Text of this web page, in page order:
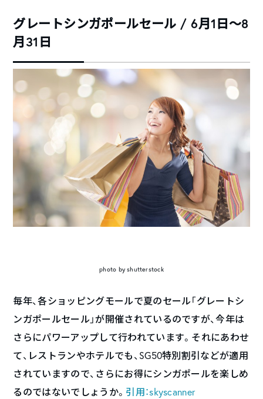
グレートシンガポールセール / 6月1日～8
月31日
photo by shutterstock
毎年、各ショッピングモールで夏のセール「グレートシ
ンガポールセール」が開催されているのですが、今年は
さらにパワーアップして行われています。それにあわせ
て、レストランやホテルでも、SG50特別割引などが適用
されていますので、さらにお得にシンガポールを楽しめ
るのではないでしょうか。 引用：skyscanner